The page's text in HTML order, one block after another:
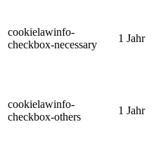
cookielawinfo-
checkbox-necessary
1 Jahr
cookielawinfo-
checkbox-others
1 Jahr